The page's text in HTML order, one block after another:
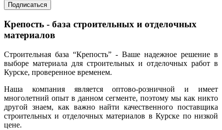
Подписаться
Крепость - база строительных и отделочных
материалов
Строительная база “Крепость” - Ваше надежное решение в
выборе материала для строительных и отделочных работ в
Курске, проверенное временем.
Наша компания является оптово-розничной и имеет
многолетний опыт в данном сегменте, поэтому мы как никто
другой знаем, как важно найти качественного поставщика
строительных и отделочных материалов в Курске по низкой
цене.